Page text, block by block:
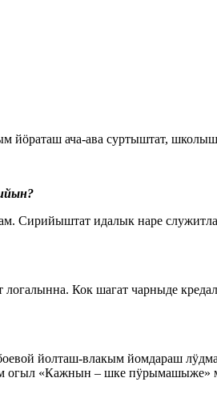
ача-ава суртыштат,
Сирийыштат идалык наре
Кок шагат чарныде
йолташ-влакым йомдараш
огыл «Кажнын – шке